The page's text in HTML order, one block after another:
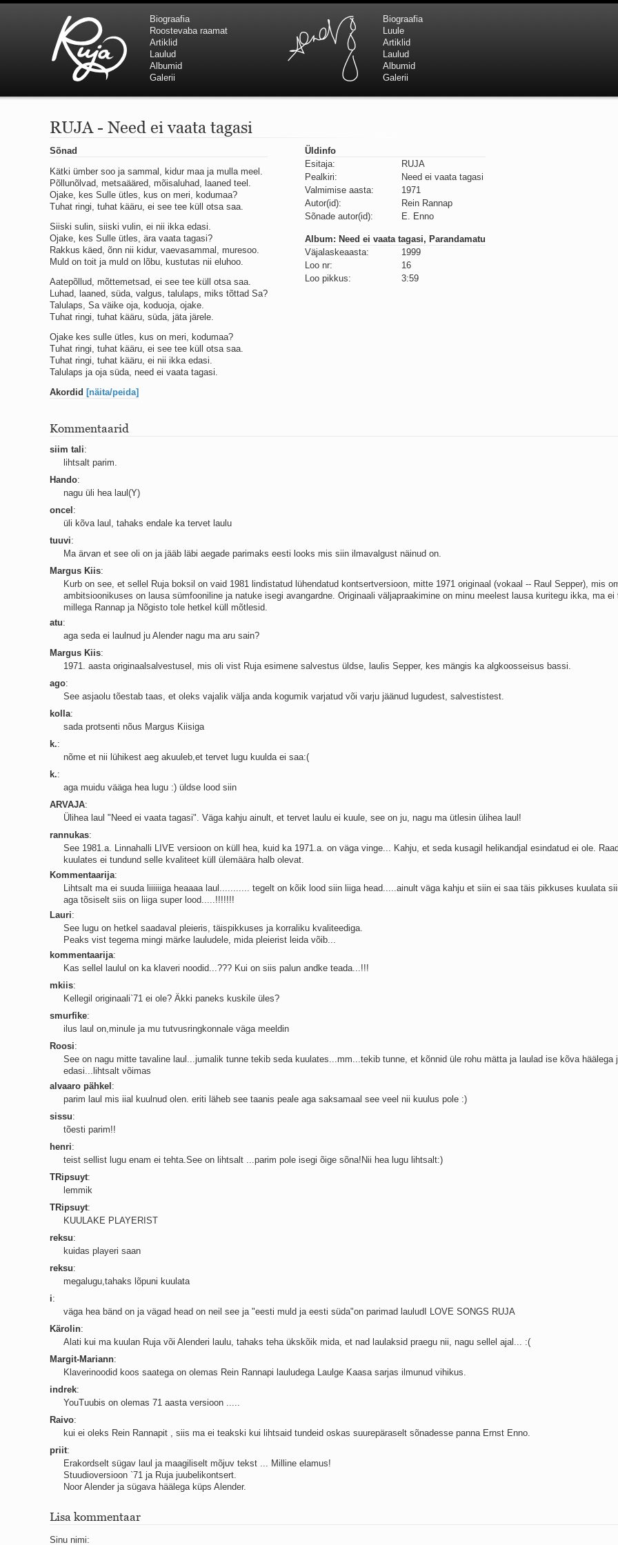
Biograafia
Roostevaba raamat
Artiklid
Laulud
Albumid
Galerii
Biograafia
Luule
Artiklid
Laulud
Albumid
Galerii
RUJA - Need ei vaata tagasi
Sõnad
Kätki ümber soo ja sammal, kidur maa ja mulla meel.
Põllunõlvad, metsaääred, mõisaluhad, laaned teel.
Ojake, kes Sulle ütles, kus on meri, kodumaa?
Tuhat ringi, tuhat kääru, ei see tee küll otsa saa.
Siiski sulin, siiski vulin, ei nii ikka edasi.
Ojake, kes Sulle ütles, ära vaata tagasi?
Rakkus käed, õnn nii kidur, vaevasammal, muresoo.
Muld on toit ja muld on lõbu, kustutas nii eluhoo.
Aatepõllud, mõttemetsad, ei see tee küll otsa saa.
Luhad, laaned, süda, valgus, talulaps, miks tõttad Sa?
Talulaps, Sa väike oja, koduoja, ojake.
Tuhat ringi, tuhat kääru, süda, jäta järele.
Ojake kes sulle ütles, kus on meri, kodumaa?
Tuhat ringi, tuhat kääru, ei see tee küll otsa saa.
Tuhat ringi, tuhat kääru, ei nii ikka edasi.
Talulaps ja oja süda, need ei vaata tagasi.
Üldinfo
Esitaja:
RUJA
Pealkiri:
Need ei vaata tagasi
Valmimise aasta:
1971
Autor(id):
Rein Rannap
Sõnade autor(id):
E. Enno
Album: Need ei vaata tagasi, Parandamatu
Väjalaskeaasta:
1999
Loo nr:
16
Loo pikkus:
3:59
Akordid [näita/peida]
Kommentaarid
siim tali:
lihtsalt parim.
Hando:
nagu üli hea laul(Y)
oncel :
üli kõva laul, tahaks endale ka tervet laulu
tuuvi:
Ma ärvan et see oli on ja jääb läbi aegade parimaks eesti looks mis siin ilmavalgust näinud on.
Margus Kiis:
Kurb on see, et sellel Ruja boksil on vaid 1981 lindistatud lühendatud kontsertversioon, mitte 1971 originaal (vokaal -- Raul Sepper), mis
ambitsioonikuses on lausa sümfooniline ja natuke isegi avangardne. Originaali väljapraakimine on minu meelest lausa kuritegu ikka, ma ei
millega Rannap ja Nõgisto tole hetkel küll mõtlesid.
atu:
aga seda ei laulnud ju Alender nagu ma aru sain?
Margus Kiis:
1971. aasta originaalsalvestusel, mis oli vist Ruja esimene salvestus üldse, laulis Sepper, kes mängis ka algkoosseisus bassi.
ago:
See asjaolu tõestab taas, et oleks vajalik välja anda kogumik varjatud või varju jäänud lugudest, salvestistest.
kolla:
sada protsenti nõus Margus Kiisiga
k.:
nõme et nii lühikest aeg akuuleb,et tervet lugu kuulda ei saa:(
k.:
aga muidu vääga hea lugu :) üldse lood siin
ARVAJA:
Ülihea laul "Need ei vaata tagasi". Väga kahju ainult, et tervet laulu ei kuule, see on ju, nagu ma ütlesin ülihea laul!
rannukas:
See 1981.a. Linnahalli LIVE versioon on küll hea, kuid ka 1971.a. on väga vinge... Kahju, et seda kusagil helikandjal esindatud ei ole.
kuulates ei tundund selle kvaliteet küll ülemäära halb olevat.
Kommentaarija:
Lihtsalt ma ei suuda liiiiiiga heaaaa laul........... tegelt on kõik lood siin liiga head.....ainult väga kahju et siin ei saa täis pikkuses kuulata
aga tõsiselt siis on liiga super lood.....!!!!!!!
Lauri:
See lugu on hetkel saadaval pleieris, täispikkuses ja korraliku kvaliteediga.
Peaks vist tegema mingi märke lauludele, mida pleierist leida võib...
kommentaarija:
Kas sellel laulul on ka klaveri noodid...??? Kui on siis palun andke teada...!!!
mkiis:
Kellegil originaali`71 ei ole? Äkki paneks kuskile üles?
smurfike:
ilus laul on,minule ja mu tutvusringkonnale väga meeldin
Roosi:
See on nagu mitte tavaline laul...jumalik tunne tekib seda kuulates...mm...tekib tunne, et kõnnid üle rohu mätta ja laulad ise kõva häälega
edasi...lihtsalt võimas
alvaaro pähkel :
parim laul mis iial kuulnud olen. eriti läheb see taanis peale aga saksamaal see veel nii kuulus pole :)
sissu:
tõesti parim!!
henri:
teist sellist lugu enam ei tehta.See on lihtsalt ...parim pole isegi õige sõna!Nii hea lugu lihtsalt:)
TRipsuyt:
lemmik
TRipsuyt:
KUULAKE PLAYERIST
reksu:
kuidas playeri saan
reksu:
megalugu,tahaks lõpuni kuulata
i:
väga hea bänd on ja vägad head on neil see ja "eesti muld ja eesti süda"on parimad lauludI LOVE SONGS RUJA
Kärolin:
Alati kui ma kuulan Ruja või Alenderi laulu, tahaks teha ükskõik mida, et nad laulaksid praegu nii, nagu sellel ajal... :(
Margit-Mariann:
Klaverinoodid koos saatega on olemas Rein Rannapi lauludega Laulge Kaasa sarjas ilmunud vihikus.
indrek:
YouTuubis on olemas 71 aasta versioon .....
Raivo:
kui ei oleks Rein Rannapit , siis ma ei teakski kui lihtsaid tundeid oskas suurepäraselt sõnadesse panna Ernst Enno.
priit:
Erakordselt sügav laul ja maagiliselt mõjuv tekst ... Milline elamus!
Stuudioversioon `71 ja Ruja juubelikontsert.
Noor Alender ja sügava häälega küps Alender.
Lisa kommentaar
Sinu nimi: